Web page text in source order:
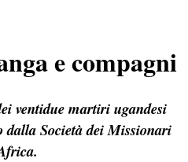
e compagni
ventidue martiri ugandesi
dalla Società dei Missionari